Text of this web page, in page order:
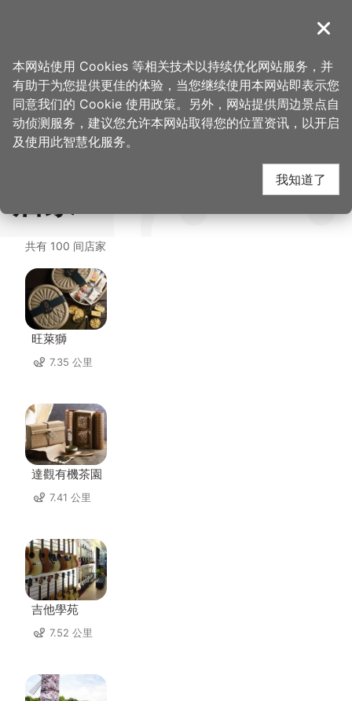
導覽
页
>
方
物
>
啡厅
福容大饭店 桃园机场捷
运 A8-田园咖啡厅 周边
共有 100 间店家
旺萊獅
7.35 公里
達觀有機茶園
7.41 公里
吉他學苑
7.52 公里
关闭
本网站使用 Cookies 等相关技术以持续优化网站服务，并
有助于为您提供更佳的体验，当您继续使用本网站即表示您
同意我们的 Cookie 使用政策。另外，网站提供周边景点自
动侦测服务，建议您允许本网站取得您的位置资讯，以开启
及使用此智慧化服务。
我知道了